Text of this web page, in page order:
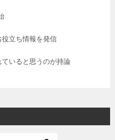
立ち情報を発信
いると思うのが持論